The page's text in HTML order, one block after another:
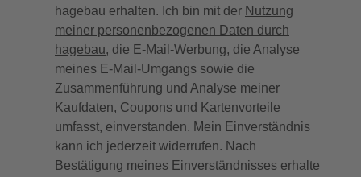
hagebau erhalten. Ich bin mit der Nutzung
meiner personenbezogenen Daten durch
hagebau, die E-Mail-Werbung, die Analyse
meines E-Mail-Umgangs sowie die
Zusammenführung und Analyse meiner
Kaufdaten, Coupons und Kartenvorteile
umfasst, einverstanden. Mein Einverständnis
kann ich jederzeit widerrufen. Nach
Bestätigung meines Einverständnisses erhalte